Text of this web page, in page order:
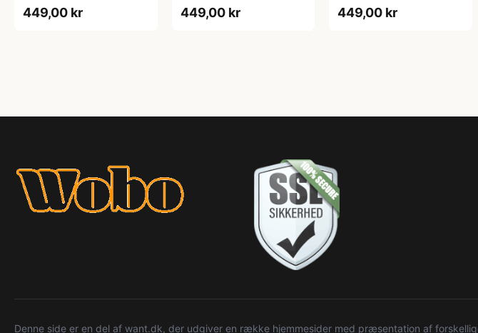
449,00 kr 449,00 kr 449,00 kr
Denne side er en del af want.dk, der udgiver en række hjemmesider med præsentation af